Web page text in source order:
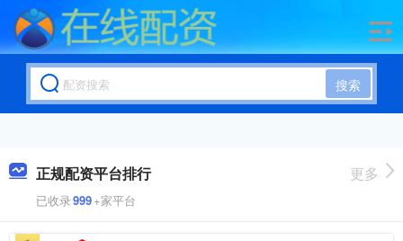
搜索
正规配资平台排行
已收录999+家平台
更多